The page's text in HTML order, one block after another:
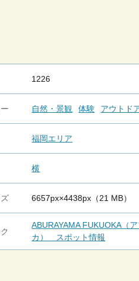
1226
自然・景観 体験 アウトド
福岡エリア
横
6657px×4438px（21 MB）
ABURAYAMA FUKUOKA（
カ） スポット情報